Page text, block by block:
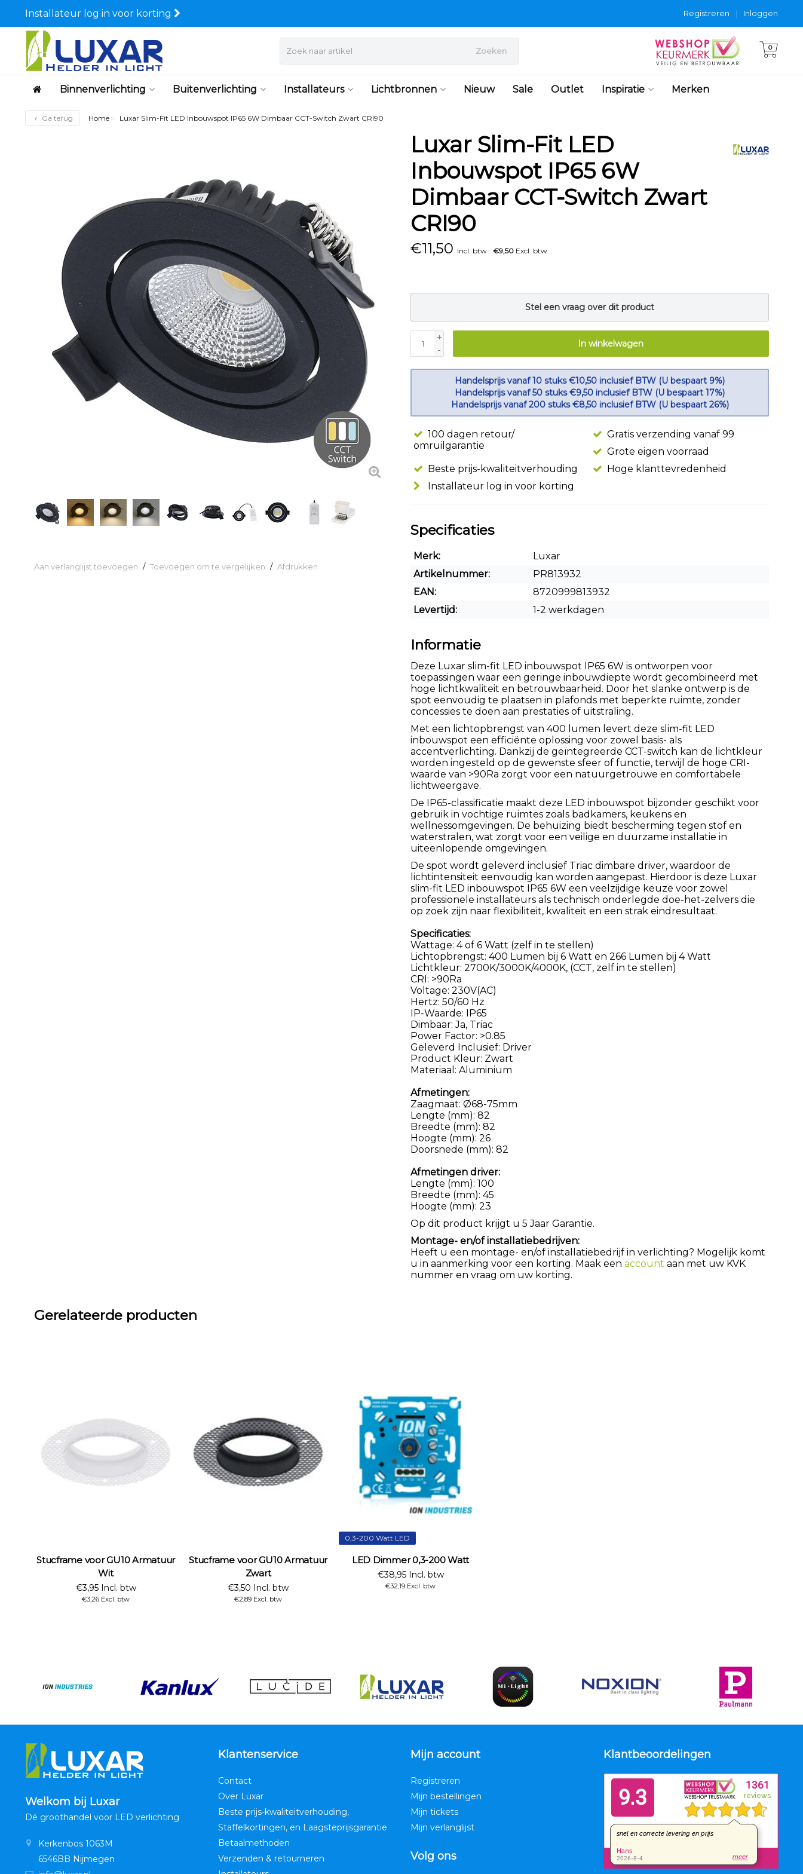
Installateur log in voor korting Inloggen
|
Registreren
Zoeken 0
Binnenverlichting Buitenverlichting Installateurs Lichtbronnen Nieuw Sale Outlet Inspiratie Merken
Ga terug Home Luxar Slim-Fit LED Inbouwspot IP65 6W Dimbaar CCT-Switch Zwart CRI90
Aan verlanglijst toevoegen / Toevoegen om te vergelijken / Afdrukken
Luxar Slim-Fit LED
Inbouwspot IP65 6W
Dimbaar CCT-Switch Zwart
CRI90
€11,50 Incl. btw €9,50 Excl. btw
Stel een vraag over dit product
+
-
In winkelwagen
Handelsprijs vanaf 10 stuks €10,50 inclusief BTW (U bespaart 9%)
Handelsprijs vanaf 50 stuks €9,50 inclusief BTW (U bespaart 17%)
Handelsprijs vanaf 200 stuks €8,50 inclusief BTW (U bespaart 26%)
100 dagen retour/
omruilgarantie
Gratis verzending vanaf 99
Grote eigen voorraad
Beste prijs-kwaliteitverhouding
Hoge klanttevredenheid
Installateur log in voor korting
Specificaties
Merk:
Luxar
Artikelnummer:
PR813932
EAN:
8720999813932
Levertijd:
1-2 werkdagen
Informatie
Deze Luxar slim-fit LED inbouwspot IP65 6W is ontworpen voor
toepassingen waar een geringe inbouwdiepte wordt gecombineerd met
hoge lichtkwaliteit en betrouwbaarheid. Door het slanke ontwerp is de
spot eenvoudig te plaatsen in plafonds met beperkte ruimte, zonder
concessies te doen aan prestaties of uitstraling.
Met een lichtopbrengst van 400 lumen levert deze slim-fit LED
inbouwspot een efficiënte oplossing voor zowel basis- als
accentverlichting. Dankzij de geïntegreerde CCT-switch kan de lichtkleur
worden ingesteld op de gewenste sfeer of functie, terwijl de hoge CRI-
waarde van >90Ra zorgt voor een natuurgetrouwe en comfortabele
lichtweergave.
De IP65-classificatie maakt deze LED inbouwspot bijzonder geschikt voor
gebruik in vochtige ruimtes zoals badkamers, keukens en
wellnessomgevingen. De behuizing biedt bescherming tegen stof en
waterstralen, wat zorgt voor een veilige en duurzame installatie in
uiteenlopende omgevingen.
De spot wordt geleverd inclusief Triac dimbare driver, waardoor de
lichtintensiteit eenvoudig kan worden aangepast. Hierdoor is deze Luxar
slim-fit LED inbouwspot IP65 6W een veelzijdige keuze voor zowel
professionele installateurs als technisch onderlegde doe-het-zelvers die
op zoek zijn naar flexibiliteit, kwaliteit en een strak eindresultaat.
Specificaties:
Wattage: 4 of 6 Watt (zelf in te stellen)
Lichtopbrengst: 400 Lumen bij 6 Watt en 266 Lumen bij 4 Watt
Lichtkleur: 2700K/3000K/4000K, (CCT, zelf in te stellen)
CRI: >90Ra
Voltage: 230V(AC)
Hertz: 50/60 Hz
IP-Waarde: IP65
Dimbaar: Ja, Triac
Power Factor: >0.85
Geleverd Inclusief: Driver
Product Kleur: Zwart
Materiaal: Aluminium
Afmetingen:
Zaagmaat: Ø68-75mm
Lengte (mm): 82
Breedte (mm): 82
Hoogte (mm): 26
Doorsnede (mm): 82
Afmetingen driver:
Lengte (mm): 100
Breedte (mm): 45
Hoogte (mm): 23
Op dit product krijgt u 5 Jaar Garantie.
Montage- en/of installatiebedrijven:
Heeft u een montage- en/of installatiebedrijf in verlichting? Mogelijk komt
u in aanmerking voor een korting. Maak een account aan met uw KVK
nummer en vraag om uw korting.
Gerelateerde producten
Stucframe voor GU10 Armatuur
Wit
€3,95 Incl. btw
€3,26 Excl. btw
Stucframe voor GU10 Armatuur
Zwart
€3,50 Incl. btw
€2,89 Excl. btw
0,3-200 Watt LED
LED Dimmer 0,3-200 Watt
€38,95 Incl. btw
€32,19 Excl. btw
Welkom bij Luxar
Dé groothandel voor LED verlichting
Kerkenbos 1063M
6546BB Nijmegen
Klantenservice
Contact
Over Luxar
Beste prijs-kwaliteitverhouding,
Staffelkortingen, en Laagsteprijsgarantie
Betaalmethoden
Verzenden & retourneren
Mijn account
Registreren
Mijn bestellingen
Mijn tickets
Mijn verlanglijst
Volg ons
Klantbeoordelingen